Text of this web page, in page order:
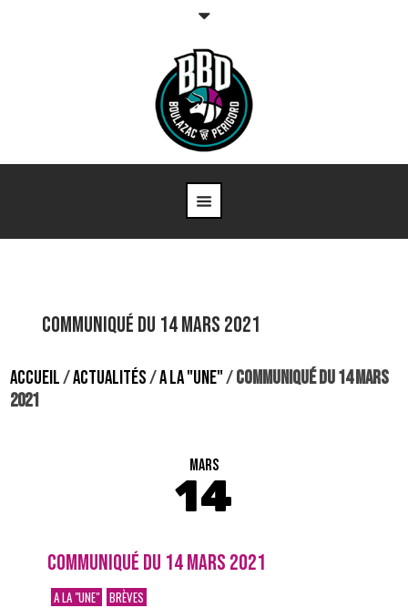
Communiqué du 14 mars 2021
ACCUEIL/ACTUALITÉS/A LA "UNE"/COMMUNIQUÉ DU 14 MARS
2021
MARS
14
COMMUNIQUÉ DU 14 MARS 2021
A LA "UNE" BRÈVES